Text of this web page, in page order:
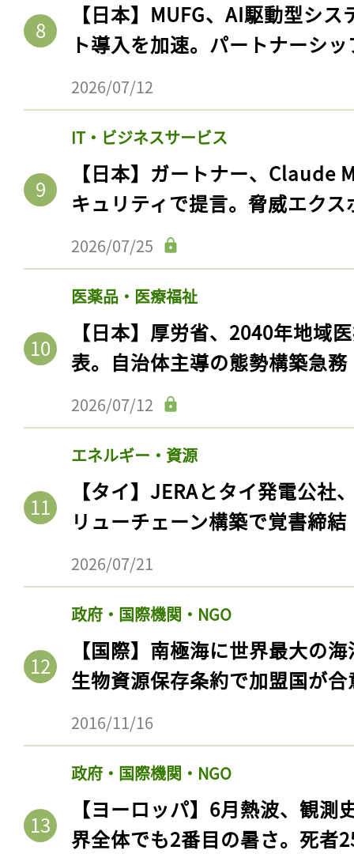
【日本】MUFG、AI駆動型シ
ト導入を加速。パートナーシ
2026/07/12
IT・ビジネスサービス
【日本】ガートナー、Claude
キュリティで提言。脅威エク
2026/07/25
医薬品・医療福祉
【日本】厚労省、2040年地域
表。自治体主導の態勢構築急務
2026/07/12
エネルギー・資源
【タイ】JERAとタイ発電公社
リューチェーン構築で覚書締結
2026/07/21
政府・国際機関・NGO
【国際】南極海に世界最大の
生物資源保存条約で加盟国が合
2016/11/16
政府・国際機関・NGO
【ヨーロッパ】6月熱波、観
界全体でも2番目の暑さ。死者